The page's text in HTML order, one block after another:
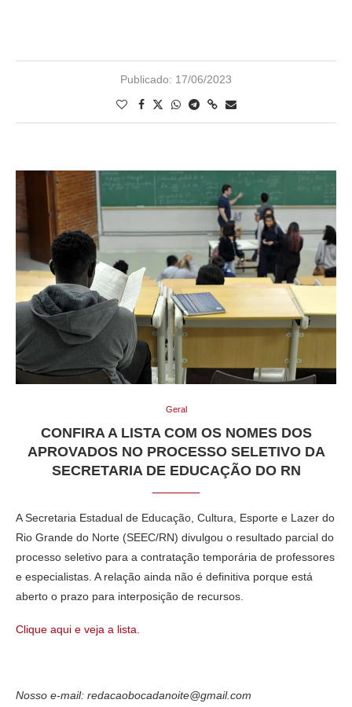
Publicado: 17/06/2023
Geral
CONFIRA A LISTA COM OS NOMES DOS
APROVADOS NO PROCESSO SELETIVO DA
SECRETARIA DE EDUCAÇÃO DO RN
A Secretaria Estadual de Educação, Cultura, Esporte e Lazer do
Rio Grande do Norte (SEEC/RN) divulgou o resultado parcial do
processo seletivo para a contratação temporária de professores
e especialistas. A relação ainda não é definitiva porque está
aberto o prazo para interposição de recursos.
Clique aqui e veja a lista
Nosso e-mail: redacaobocadanoite@gmail.com